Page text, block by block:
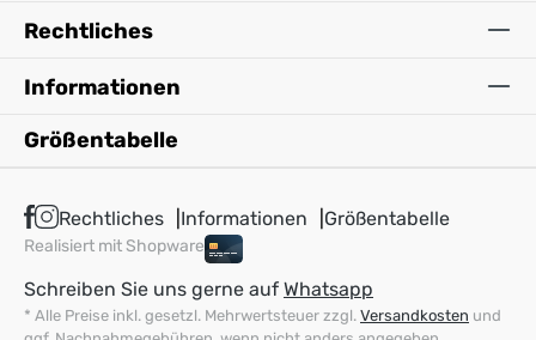
Rechtliches
Informationen
Größentabelle
Rechtliches Informationen Größentabelle
Realisiert mit Shopware
Schreiben Sie uns gerne auf Whatsapp
* Alle Preise inkl. gesetzl. Mehrwertsteuer zzgl. Versandkosten und